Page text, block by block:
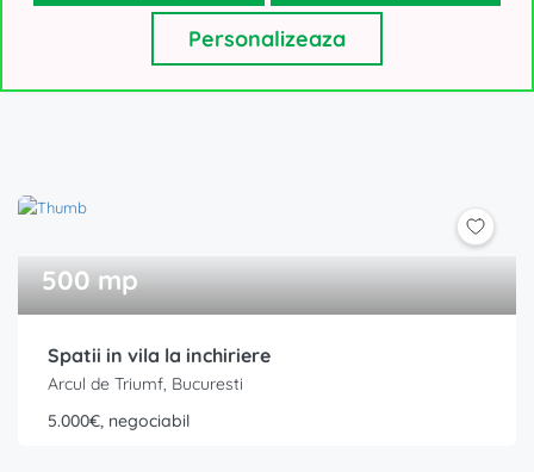
500 mp
Spatii in vila la inchiriere
Arcul de Triumf, Bucuresti
5.000€, negociabil
Personalizeaza